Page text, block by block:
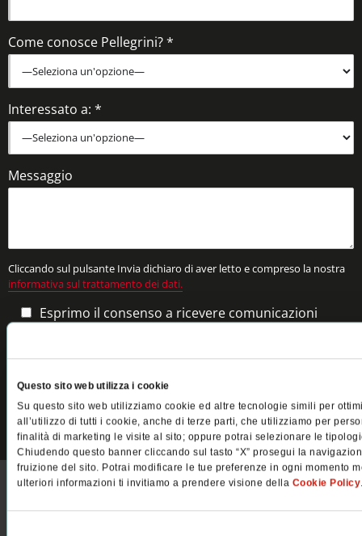
Questo sito web utilizza i cookie
Su questo sito web utilizziamo cookie ed altre tecnologie simili per
all’utilizzo di tutti i cookie, anche di terze parti, che utilizziamo per
finalità di marketing le visite al sito; oppure potrai selezionare le
Chiudendo questo banner cliccando sul tasto “X” prosegui la
fruizione del sito. Potrai modificare le tue preferenze in ogni momento
ulteriori informazioni ti invitiamo a prendere visione della Cookie Policy
Come conosce Pellegrini? *
Interessato a: *
Messaggio
Cliccando sul pulsante Invia dichiaro di aver letto e compreso la nostra
informativa sul trattamento dei dati.
Esprimo il consenso a ricevere comunicazioni